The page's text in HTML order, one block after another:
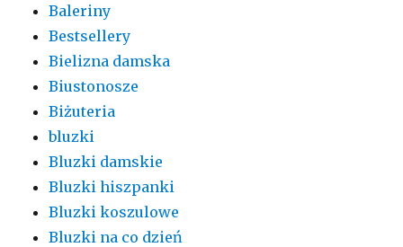
Baleriny
Bestsellery
Bielizna damska
Biustonosze
Biżuteria
bluzki
Bluzki damskie
Bluzki hiszpanki
Bluzki koszulowe
Bluzki na co dzień